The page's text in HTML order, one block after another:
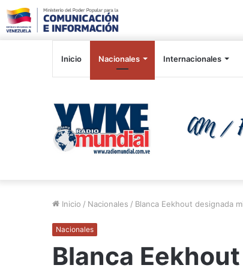
Inicio Nacionales Internacionales
Inicio / Nacionales / Blanca Eekhout designada
Nacionales
Blanca